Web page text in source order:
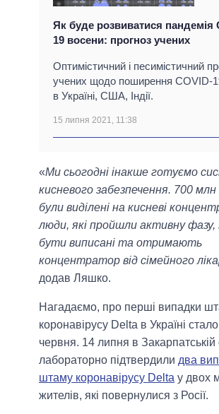
Як буде розвиватися пандемія
19 восени: прогноз учених
Оптимістичний і песимістичний
учених щодо поширення COVID-
в Україні, США, Індії.
15 липня 2021, 11:38
«Ми сьогодні інакше готуємо
кисневого забезпечення. 700 млн
були виділені на кисневі
люди, які пройшли активну
бути виписані та отримають
концентратор від сімейного
додав Ляшко.
Нагадаємо, про перші випадки
коронавірусу Delta в Україні
червня. 14 липня в Закарпатській
лабораторно підтвердили два
штаму коронавірусу Delta у двох
жителів, які повернулися з Росії.